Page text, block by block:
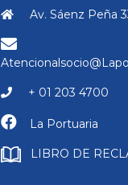
Av. Sáenz Peña
+ 01 203 4700
La Portuaria
LIBRO DE